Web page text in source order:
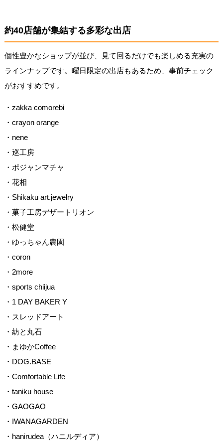
約40店舗が集結する多彩な出店
個性豊かなショップが並び、見て回るだけでも楽しめる充実の
ラインナップです。曜日限定の出店もあるため、事前チェック
がおすすめです。
・zakka comorebi
・crayon orange
・nene
・巡工房
・ポジャンマチャ
・花相
・Shikaku art.jewelry
・菓子工房デザートリオン
・松健堂
・ゆっちゃん農園
・coron
・2more
・sports chiijua
・1 DAY BAKER Y
・スレッドアート
・紡と丸石
・まゆかCoffee
・DOG.BASE
・Comfortable Life
・taniku house
・GAOGAO
・IWANAGARDEN
・hanirudea（ハニルディア）